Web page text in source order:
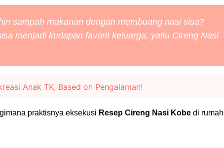
sampah makanan dengan membuang nasi sisa?
menjadi kudapan favorit keluarga, yaitu Cireng Nasi
Anak TK, Based on Pengalaman!
praktisnya eksekusi Resep Cireng Nasi Kobe di rumah